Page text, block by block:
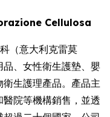
Cellulosa
（意大利克雷莫
、女性衛生護墊、嬰
生護理產品。產品主
院等機構銷售，並透